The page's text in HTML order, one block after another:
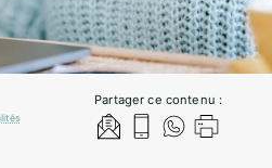
Partager ce contenu :